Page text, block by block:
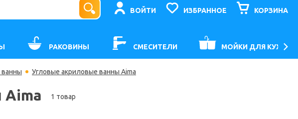
ВОЙТИ ИЗБРАННОЕ КОРЗИНА
РАКОВИНЫ СМЕСИТЕЛИ МОЙКИ ДЛЯ КУХНИ
ванны Угловые акриловые ванны Aima
1 товар